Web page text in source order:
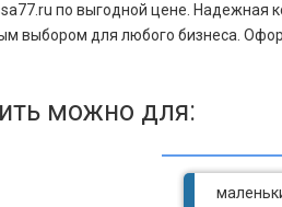
по выгодной цене. Надежная
выбором для любого бизнеса.
можно для: